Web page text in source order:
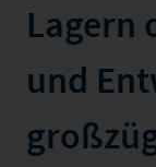
Lagern
und